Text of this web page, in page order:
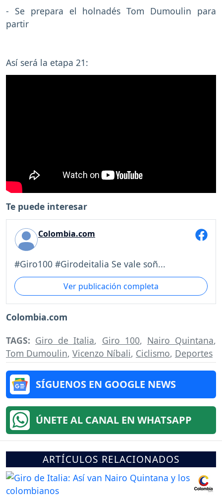
- Se prepara el holnadés Tom Dumoulin para
partir
Así será la etapa 21:
Te puede interesar
Colombia.com
#Giro100 #Girodeitalia Se vale soñ...
Ver publicación completa
Colombia.com
TAGS: Giro de Italia, Giro 100, Nairo Quintana,
Tom Dumoulin, Vicenzo Níbali, Ciclismo, Deportes
SÍGUENOS EN GOOGLE NEWS
ÚNETE AL CANAL EN WHATSAPP
ARTÍCULOS RELACIONADOS